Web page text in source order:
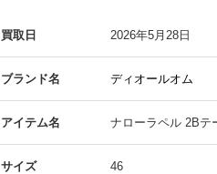
買取日 2026年5月28日
ブランド名 ディオールオム
アイテム名 ナローラペル 2Bテ
サイズ 46